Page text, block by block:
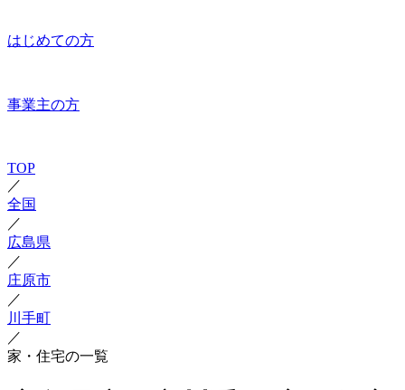
はじめての方
事業主の方
TOP
／
全国
／
広島県
／
庄原市
／
川手町
／
家・住宅の一覧